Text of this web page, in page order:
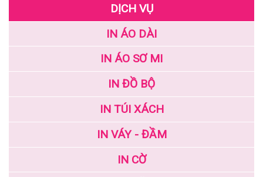
DỊCH VỤ
IN ÁO DÀI
IN ÁO SƠ MI
IN ĐỒ BỘ
IN TÚI XÁCH
IN VÁY - ĐẦM
IN CỜ